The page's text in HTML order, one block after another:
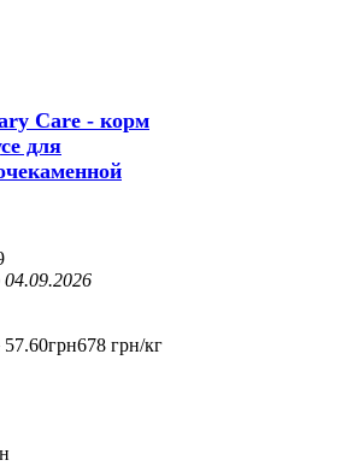
Care - корм
для
04.09.2026
57.60грн678 грн/кг